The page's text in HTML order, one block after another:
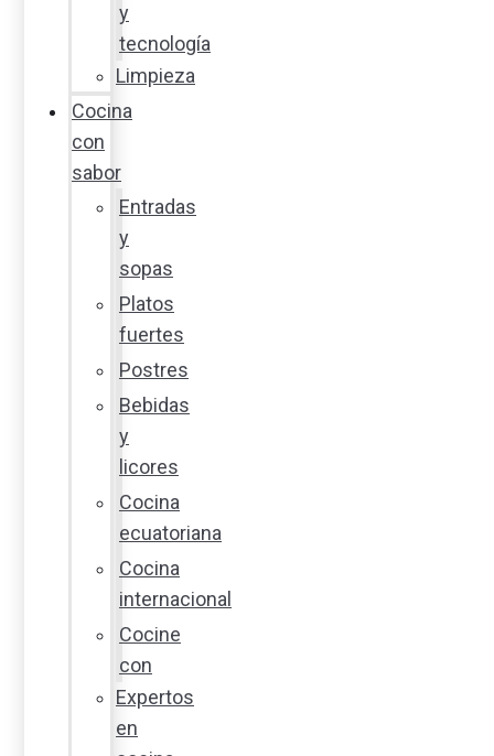
y
tecnología
Limpieza
Cocina
con
sabor
Entradas
y
sopas
Platos
fuertes
Postres
Bebidas
y
licores
Cocina
ecuatoriana
Cocina
internacional
Cocine
con
Expertos
en